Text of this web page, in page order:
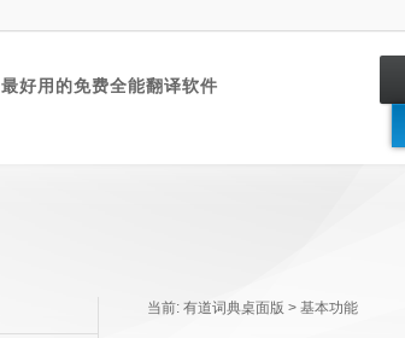
最好用的免费全能翻译软件
当前: 有道词典桌面版 > 基本功能